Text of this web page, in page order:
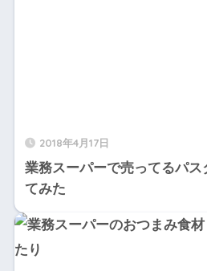
2018年4月17日
業務スーパーで売ってるパ
てみた